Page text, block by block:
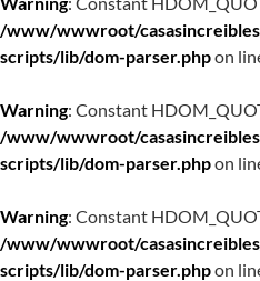
/www/wwwroot/
scripts/lib/dom-parser.phpon
Warning: Constant
/www/wwwroot/
scripts/lib/dom-parser.phpon
Warning: Constant
/www/wwwroot/
scripts/lib/dom-parser.phpon